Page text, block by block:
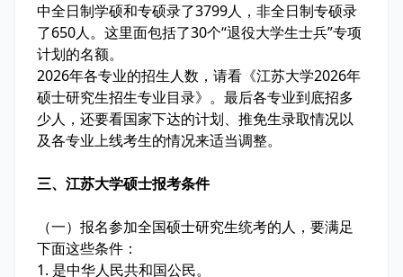
中全日制学硕和专硕录了3799人，非全日制专硕录
了650人。这里面包括了30个“退役大学生士兵”专项
计划的名额。
2026年各专业的招生人数，请看《江苏大学2026年
硕士研究生招生专业目录》。最后各专业到底招多
少人，还要看国家下达的计划、推免生录取情况以
及各专业上线考生的情况来适当调整。
三、江苏大学硕士报考条件
（一）报名参加全国硕士研究生统考的人，要满足
下面这些条件：
1. 是中华人民共和国公民。